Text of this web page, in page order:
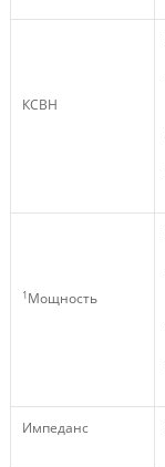
КСВН
1 Мощность
Импеданс